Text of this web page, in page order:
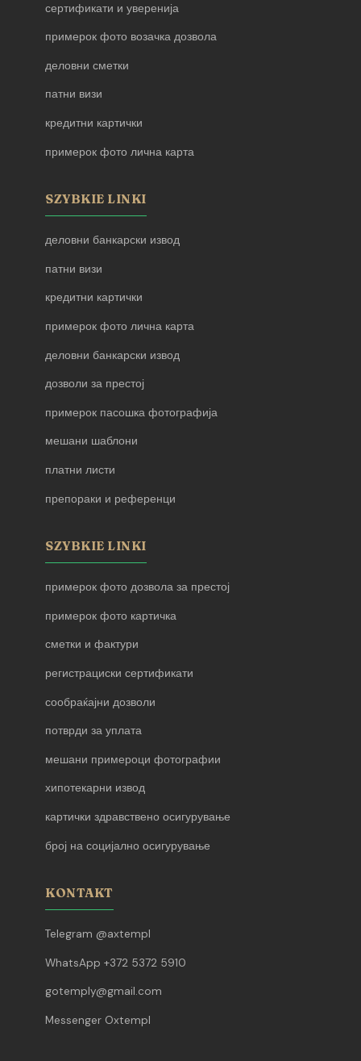
сертификати и уверенија
примерок фото возачка дозвола
деловни сметки
патни визи
кредитни картички
примерок фото лична карта
SZYBKIE LINKI
деловни банкарски извод
патни визи
кредитни картички
примерок фото лична карта
деловни банкарски извод
дозволи за престој
примерок пасошка фотографија
мешани шаблони
платни листи
препораки и референци
SZYBKIE LINKI
примерок фото дозвола за престој
примерок фото картичка
сметки и фактури
регистрациски сертификати
сообраќајни дозволи
потврди за уплата
мешани примероци фотографии
хипотекарни извод
картички здравствено осигурување
број на социјално осигурување
KONTAKT
Telegram @axtempl
WhatsApp +372 5372 5910
gotemply@gmail.com
Messenger Oxtempl